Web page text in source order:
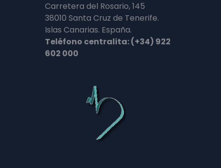
Carretera del Rosario, 145
38010 Santa Cruz de Tenerife.
Islas Canarias. España.
Teléfono centralita: (+34) 922
602 000